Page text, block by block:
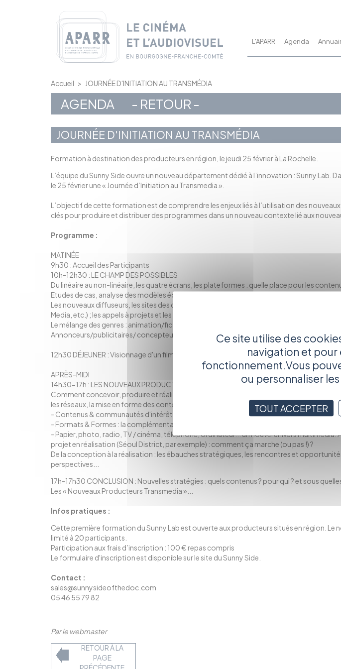
L'APARR Agenda
Accueil > JOURNÉE D'INITIATION AU TRANSMÉDIA
AGENDA - RETOUR -
JOURNÉE D'INITIATION AU TRANSMÉDIA
Formation à destination des producteurs en région, le jeudi 25 février à La Rochelle.
L’équipe du Sunny Side ouvre un nouveau département dédié à l’innovation : Sunny Lab.
le 25 février une « Journée d’Initiation au Transmedia ».
L’objectif de cette formation est de comprendre les enjeux liés à l’utilisation des
clés pour produire et distribuer des programmes dans un nouveau contexte lié aux
Programme :
MATINÉE
9h30 : Accueil des Participants
10h-12h30 : LE CHAMP DES POSSIBLES
Du linéaire au non-linéaire, les quatre écrans, les plateformes : quelle place pour les
Etudes de cas, analyse des modèles économiques expérimentés.
Les nouveaux diffuseurs, les sites des diffuseurs historiques. Les aides au développement
Media, etc.) ; les appels à projets et les opportunités.
Le mélange des genres : animation/fiction ; serious game/doc ; users generated content/
Annonceurs/publicitaires/ concepteurs de contenus...
12h30 DÉJEUNER : Visionnage d'un film et étude d’un site Web remarquable dans sa
APRÈS-MIDI
14h30-17h : LES NOUVEAUX PRODUCTEURS : « Être producteur dans un monde 2.0 »
Comment concevoir, produire et réaliser pour le Transmedia ? - Les écritures et les
les réseaux, la mise en forme des contenus.
- Contenus & communautés d'intérêt ;
- Formats & Formes : la complémentarité des supports
- Papier, photo, radio, TV / cinéma, téléphone, ordinateur... un nouvel univers multimédia.
projet en réalisation (Séoul District, par exemple) : comment ça marche (ou pas !) ?
De la conception à la réalisation : les ébauches stratégiques, les rencontres et
perspectives...
17h-17h30 CONCLUSION : Nouvelles stratégies : quels contenus ? pour qui ? et sous
Les « Nouveaux Producteurs Transmedia »...
Infos pratiques :
Cette première formation du Sunny Lab est ouverte aux producteurs situés en région. Le
limité à 20 participants.
Participation aux frais d’inscription : 100 € repas compris
Le formulaire d'inscription est disponible sur lesite du Sunny Side
Contact :
sales@sunnysideofthedoc.com
05 46 55 79 82
Par le webmaster
RETOUR À LA
PAGE
Ce site utilise des
navigation et pour
fonctionnement.Vous
ou personnaliser
TOUT ACCEPTER